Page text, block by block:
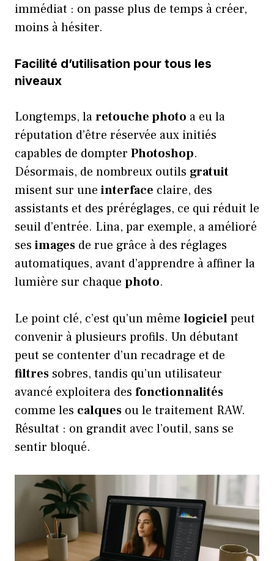
immédiat : on passe plus de temps à créer,
moins à hésiter.
Facilité d’utilisation pour tous les
niveaux
Longtemps, laretouche photo a eu la
réputation d’être réservée aux initiés
capables de dompter Photoshop.
Désormais, de nombreux outils gratuit
misent sur une interface claire, des
assistants et des préréglages, ce qui réduit le
seuil d’entrée. Lina, par exemple, a amélioré
ses images de rue grâce à des réglages
automatiques, avant d’apprendre à affiner la
lumière sur chaque photo.
Le point clé, c’est qu’un même logicielpeut
convenir à plusieurs profils. Un débutant
peut se contenter d’un recadrage et de
filtres sobres, tandis qu’un utilisateur
avancé exploitera des fonctionnalités
comme les calques ou le traitement RAW.
Résultat : on grandit avec l’outil, sans se
sentir bloqué.